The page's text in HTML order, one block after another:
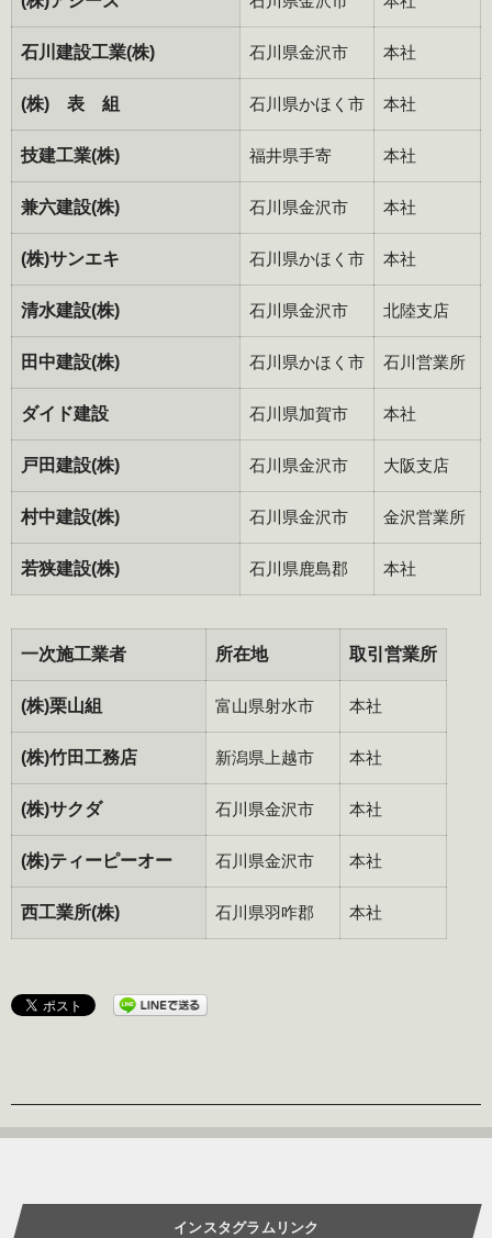
石川建設工業(株) 石川県金沢市 本社
(株) 表 組 石川県かほく市 本社
技建工業(株) 福井県手寄 本社
兼六建設(株) 石川県金沢市 本社
(株)サンエキ 石川県かほく市 本社
清水建設(株) 石川県金沢市 北陸支店
田中建設(株) 石川県かほく市 石川営業所
ダイド建設 石川県加賀市 本社
戸田建設(株) 石川県金沢市 大阪支店
村中建設(株) 石川県金沢市 金沢営業所
若狭建設(株) 石川県鹿島郡 本社
一次施工業者 所在地 取引営業所
(株)栗山組 富山県射水市 本社
(株)竹田工務店 新潟県上越市 本社
(株)サクダ 石川県金沢市 本社
(株)ティーピーオー 石川県金沢市 本社
西工業所(株) 石川県羽咋郡 本社
インスタグラムリンク